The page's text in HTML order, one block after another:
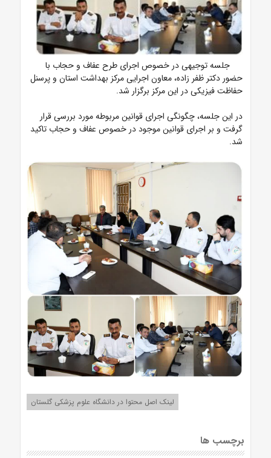
جلسه توجیهی در خصوص اجرای طرح عفاف و حجاب با
حضور دکتر ظفر زاده، معاون اجرایی مرکز بهداشت استان و پرسنل
حفاظت فیزیکی در این مرکز برگزار شد.
در این جلسه، چگونگی اجرای قوانین مربوطه مورد بررسی قرار
گرفت و بر اجرای قوانین موجود در خصوص عفاف و حجاب تاکید
شد.
لینک اصل محتوا در دانشگاه علوم پزشکی گلستان
برچسب ها